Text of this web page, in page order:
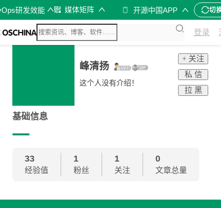
研发效能 媒体矩阵 开源中国APP 切
登录
峰清扬
这个人没有介绍！
+ 关注
私 信
拉 黑
基础信息
33
经验值
1
粉丝
1
关注
0
文章总量